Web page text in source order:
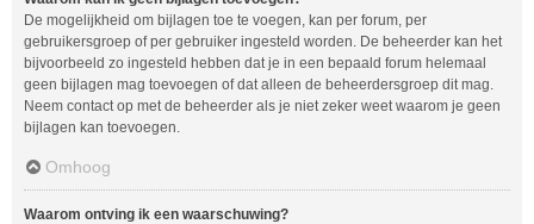
De mogelijkheid om bijlagen toe te voegen, kan per forum, per
gebruikersgroep of per gebruiker ingesteld worden. De beheerder kan het
bijvoorbeeld zo ingesteld hebben dat je in een bepaald forum helemaal
geen bijlagen mag toevoegen of dat alleen de beheerdersgroep dit mag.
Neem contact op met de beheerder als je niet zeker weet waarom je geen
bijlagen kan toevoegen.
Omhoog
Waarom ontving ik een waarschuwing?